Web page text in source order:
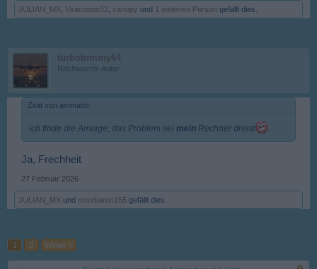
JULIAN_MX Viracopos52 canopy und 1 weiteren Person gefällt dies.
turbotommy64
Nachwuchs-Autor
Zitat von ammatör: ↑
ich finde die Ansage, das Problem sei mein Rechner dreist
Ja, Frechheit
27 Februar 2026
JULIAN_MX und roterbaron155 gefällt dies.
1 2 Weiter >